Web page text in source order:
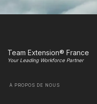
Team Extension® France
Your Leading Workforce Partner
À PROPOS DE NOUS